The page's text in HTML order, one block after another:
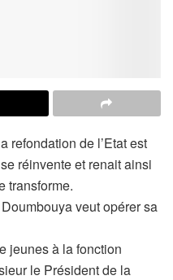
refondation de l’Etat est
réinvente et renait ainsi
transforme.
veut opérer sa
jeunes à la fonction
le Président de la